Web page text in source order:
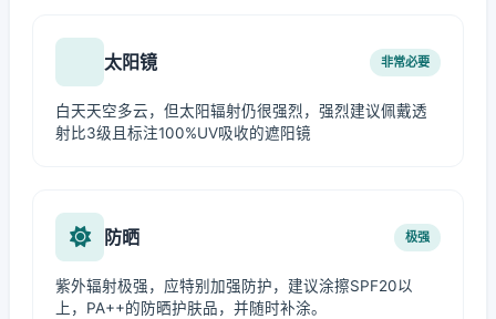
太阳镜 非常必要
白天天空多云，但太阳辐射仍很强烈，强烈建议佩戴透
射比3级且标注100%UV吸收的遮阳镜
防晒 极强
紫外辐射极强，应特别加强防护，建议涂擦SPF20以
上，PA++的防晒护肤品，并随时补涂。